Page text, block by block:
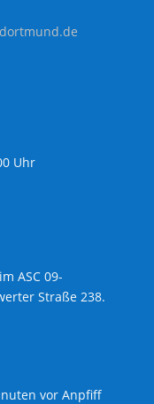
Uhr
ASC 09-
Straße 238.
vor Anpfiff